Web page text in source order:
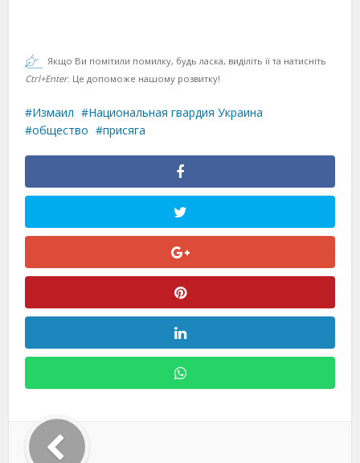
Якщо Ви помітили помилку, будь ласка, виділіть її та натисніть
Ctrl+Enter. Це допоможе нашому розвитку!
Измаил
Национальная гвардия Украина
общество
присяга